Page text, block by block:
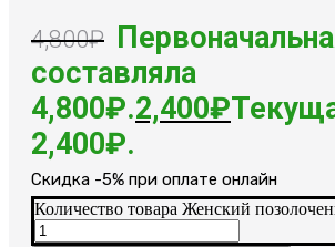
4,800₽
составляла
4,800₽.2,400₽
2,400₽.
Cкидка -5% при оплате онлайн
Количество товара Женский